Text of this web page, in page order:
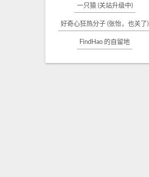
一只猿 (关站升级中)
好奇心狂热分子 (张怡，也关了)
FindHao 的自留地